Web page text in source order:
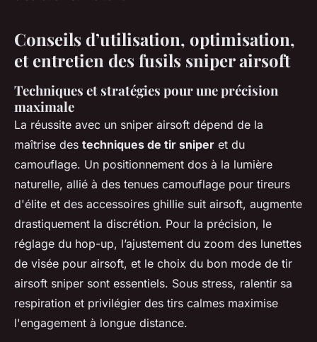
Conseils d’utilisation, optimisation,
et entretien des fusils sniper airsoft
Techniques et stratégies pour une précision
maximale
La réussite avec un sniper airsoft dépend de la
maîtrise des techniques de tir sniper et du
camouflage. Un positionnement dos à la lumière
naturelle, allié à des tenues camouflage pour tireurs
d'élite et des accessoires ghillie suit airsoft, augmente
drastiquement la discrétion. Pour la précision, le
réglage du hop-up, l’ajustement du zoom des lunettes
de visée pour airsoft, et le choix du bon mode de tir
airsoft sniper sont essentiels. Sous stress, ralentir sa
respiration et privilégier des tirs calmes maximise
l'engagement à longue distance.